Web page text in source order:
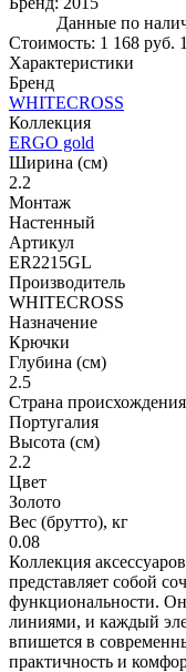
Данные по
Стоимость: 1 168 руб.
Характеристики
Бренд
WHITECROSS
Коллекция
ERGO gold
Ширина (см)
2.2
Монтаж
Настенный
Артикул
ER2215GL
Производитель
WHITECROSS
Назначение
Крючки
Глубина (см)
2.5
Страна происхождения
Португалия
Высота (см)
2.2
Цвет
Золото
Вес (брутто), кг
0.08
Коллекция
представляет собой
функциональности.
линиями, и каждый
впишется в
практичность и